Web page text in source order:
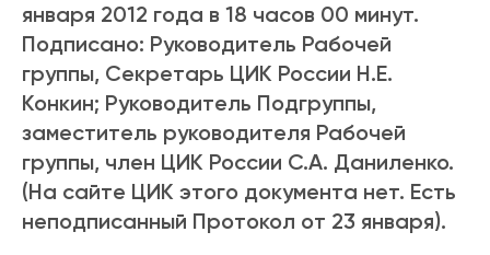
января 2012 года в 18 часов 00 минут.
Подписано: Руководитель Рабочей
группы, Секретарь ЦИК России Н.Е.
Конкин; Руководитель Подгруппы,
заместитель руководителя Рабочей
группы, член ЦИК России С.А. Даниленко.
(На сайте ЦИК этого документа нет. Есть
неподписанный Протокол от 23 января).